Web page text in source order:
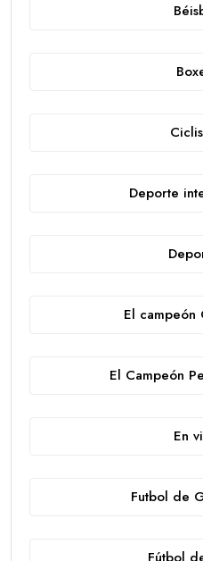
Deporte
El campeón
El Campeón
En
Futbol de